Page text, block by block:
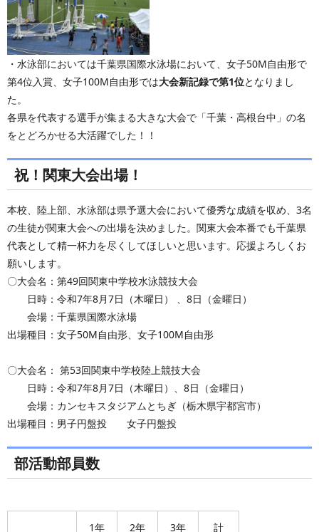
・水泳部においては千葉県国際水泳場において、女子50M自由形で
第4位入賞、女子100M自由形では大会新記録で第1位となりまし
た。
各県を代表する選手が集まる大きな大会で「千葉・高根台中」の名
をとどろかせる大活躍でした！！
祝！関東大会出場！
本校、陸上部、水泳部は県予選大会において優秀な成績を収め、3名
の生徒が関東大会への出場を決めました。関東大会本番でも千葉県
代表として精一杯力を尽くしてほしいと思います。応援よろしくお
願いします。
〇大会名：第49回関東中学校水泳競技大会
日時：令和7年8月7日（木曜日） 、8日（金曜日）
会場：千葉県国際水泳場
出場種目：女子50M自由形、女子100M自由形
〇大会名： 第53回関東中学校陸上競技大会
日時：令和7年8月7日（木曜日）、8日（金曜日）
会場：カンセキスタジアムとちぎ（栃木県宇都宮市）
出場種目：男子円盤投 女子円盤投
部活動部員数
1年 2年 3年 計